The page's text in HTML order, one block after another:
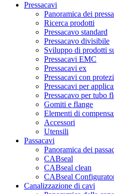
Pressacavi
Panoramica dei
Ricerca prodotti
Pressacavo standard
Pressacavo divisibile
Sviluppo di prodotti
Pressacavi EMC
Pressacavi ex
Pressacavi con
Pressacavi per
Pressacavo per tubo
Gomiti e flange
Elementi di
Accessori
Utensili
Passacavi
Panoramica dei
CABseal
CABseal clean
CABseal
Canalizzazione di cavi